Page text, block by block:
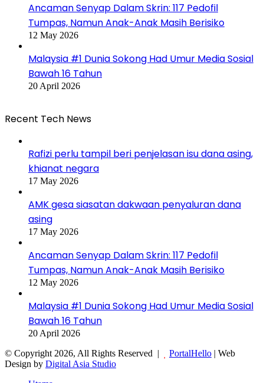
Ancaman Senyap Dalam Skrin: 117 Pedofil
Tumpas, Namun Anak-Anak Masih Berisiko
12 May 2026
Malaysia #1 Dunia Sokong Had Umur Media Sosial
Bawah 16 Tahun
20 April 2026
Recent Tech News
Rafizi perlu tampil beri penjelasan isu dana asing,
khianat negara
17 May 2026
AMK gesa siasatan dakwaan penyaluran dana
asing
17 May 2026
Ancaman Senyap Dalam Skrin: 117 Pedofil
Tumpas, Namun Anak-Anak Masih Berisiko
12 May 2026
Malaysia #1 Dunia Sokong Had Umur Media Sosial
Bawah 16 Tahun
20 April 2026
© Copyright 2026, All Rights Reserved |
PortalHello | Web
Design by Digital Asia Studio